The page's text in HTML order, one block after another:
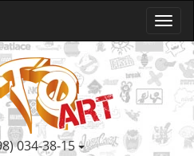
034-38-15